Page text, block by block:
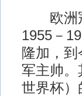
欧洲冠
1955－
隆加，
军主帅。
世界杯）